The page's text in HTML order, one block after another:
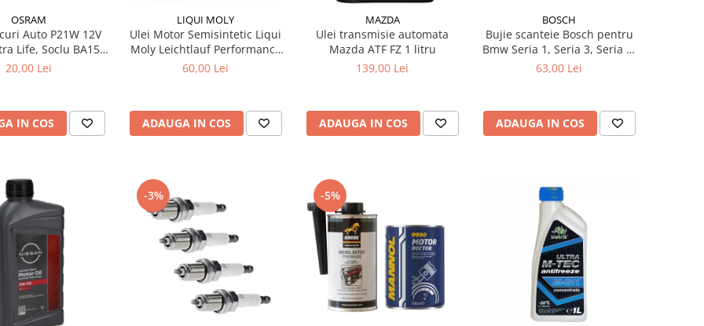
OSRAM
Auto P21W 12V
Life, Soclu BA15s,
Viata Extinsa (4x),
20,00 Lei
IN COS
LIQUI MOLY
Ulei Motor Semisintetic Liqui
Moly Leichtlauf Performance
10W-40 1 litru
60,00 Lei
ADAUGA IN COS
MAZDA
Ulei transmisie automata
Mazda ATF FZ 1 litru
139,00 Lei
ADAUGA IN COS
BOSCH
Bujie scanteie Bosch pentru
Bmw Seria 1, Seria 3, Seria 5,
Seria 6, Seria 7, X1, X3, X5, Z4
63,00 Lei
ADAUGA IN COS
-3% -5%